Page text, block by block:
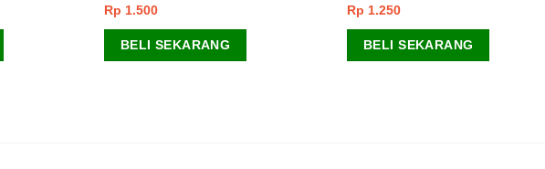
Rp 1.500
BELI SEKARANG
Rp 1.250
BELI SEKARANG